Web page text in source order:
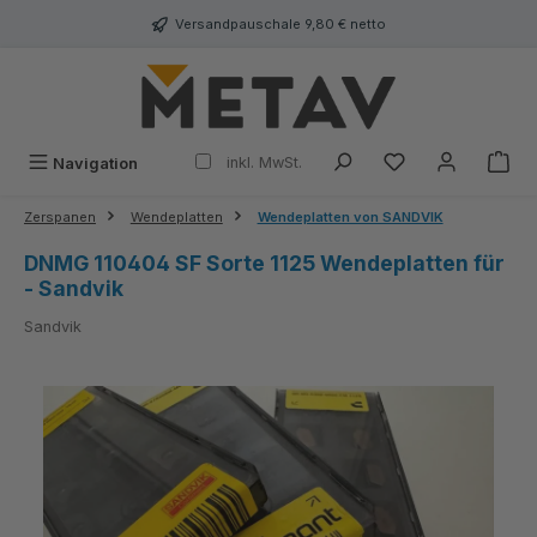
Versandpauschale 9,80 € netto
Navigation inkl. MwSt.
Zerspanen Wendeplatten Wendeplatten von SANDVIK
DNMG 110404 SF Sorte 1125 Wendeplatten für
- Sandvik
Sandvik
Bildergalerie überspringen